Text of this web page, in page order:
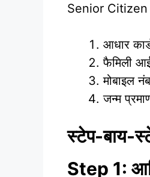
Senior Citizen
आधार
फैमिली
मोबाइल
जन्म
स्टेप-बाय-
Step 1: